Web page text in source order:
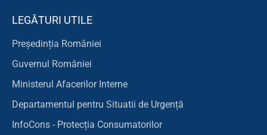
LEGĂTURI UTILE
Președinția României
Guvernul României
Ministerul Afacerilor Interne
Departamentul pentru Situatii de Urgență
InfoCons - Protecția Consumatorilor